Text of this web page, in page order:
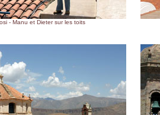
- Manu et Dieter sur les toits